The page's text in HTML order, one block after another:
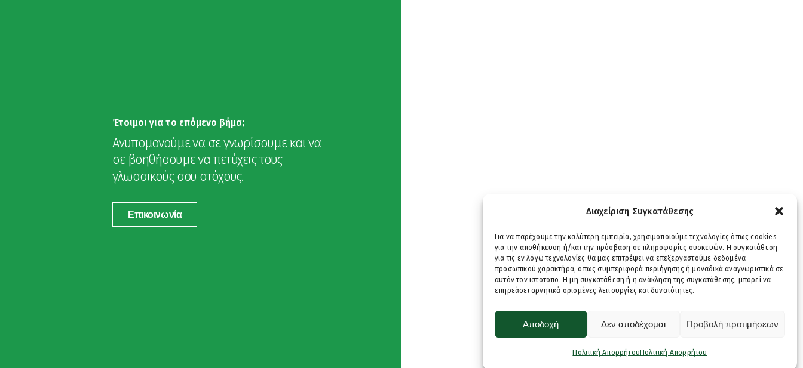
Διαχείριση Συγκατάθεσης
Για να παρέχουμε την καλύτερη εμπειρία, χρησιμοποιούμε τεχνολογίες όπως cookies
για την αποθήκευση ή/και την πρόσβαση σε πληροφορίες συσκευών. Η συγκατάθεση
για τις εν λόγω τεχνολογίες θα μας επιτρέψει να επεξεργαστούμε δεδομένα
προσωπικού χαρακτήρα, όπως συμπεριφορά περιήγησης ή μοναδικά αναγνωριστικά σε
αυτόν τον ιστότοπο. Η μη συγκατάθεση ή η ανάκληση της συγκατάθεσης, μπορεί να
επηρεάσει αρνητικά ορισμένες λειτουργίες και δυνατότητες.
Αποδοχή Δεν αποδέχομαι Προβολή προτιμήσεων
Πολιτική Απορρήτου Πολιτική Απορρήτου
Έτοιμοι για το επόμενο βήμα;
Ανυπομονούμε να σε γνωρίσουμε και να
σε βοηθήσουμε να πετύχεις τους
γλωσσικούς σου στόχους.
Επικοινωνία